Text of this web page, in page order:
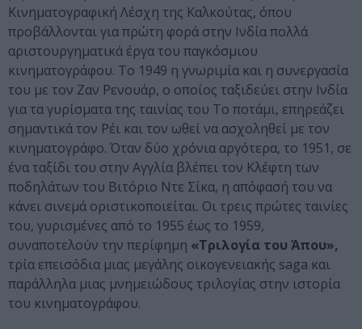
Κινηματογραφική Λέσχη της Καλκούτας, όπου
προβάλλονται για πρώτη φορά στην Ινδία πολλά
αριστουργηματικά έργα του παγκόσμιου
κινηματογράφου. Το 1949 η γνωριμία και η συνεργασία
του με τον Ζαν Ρενουάρ, ο οποίος ταξιδεύει στην Ινδία
για τα γυρίσματα της ταινίας του Το ποτάμι, επηρεάζει
σημαντικά τον Ρέι και τον ωθεί να ασχοληθεί με τον
κινηματογράφο. Όταν δύο χρόνια αργότερα, το 1951, σε
ένα ταξίδι του στην Αγγλία βλέπει τον Κλέφτη των
ποδηλάτων του Βιτόριο Ντε Σίκα, η απόφασή του να
κάνει σινεμά οριστικοποιείται. Οι τρεις πρώτες ταινίες
του, γυρισμένες από το 1955 έως το 1959,
συναποτελούν την περίφημη «Τριλογία του Άπου»,
τρία επεισόδια μιας μεγάλης οικογενειακής saga και
παράλληλα μιας μνημειώδους τριλογίας στην ιστορία
του κινηματογράφου.